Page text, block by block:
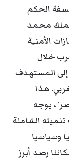
الحكم
محمد
الأمنية
خلال
إلى المستهدف
هذا
يوجه
الشاملة
وسياسيا
رصد أبرز